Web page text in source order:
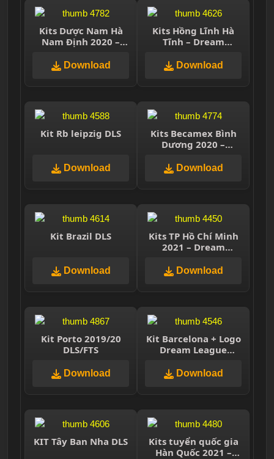
Kits Dược Nam Hà
Nam Định 2020 –
Soccer 2019 & First
Touch Soccer
Download
Kits Hồng Lĩnh Hà
Tĩnh – Dream
Download
Kit Rb leipzig DLS
Download
Kits Becamex Bình
Dương 2020 –
Soccer 2019 & First
Touch Soccer
Download
Kit Brazil DLS
Download
Kits TP Hồ Chí Minh
2021 – Dream
2021
Download
Kit Porto 2019/20
DLS/FTS
Download
Kit Barcelona + Logo
Dream League
Download
KIT Tây Ban Nha DLS
Kits tuyển quốc gia
Hàn Quốc 2021 –